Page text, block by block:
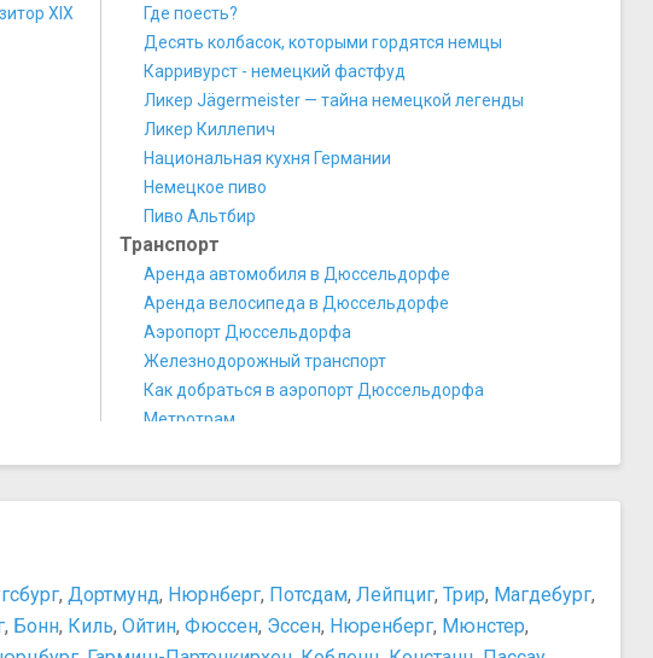
XIX
Где поесть?
Десять колбасок, которыми гордятся немцы
Карривурст - немецкий фастфуд
Ликер Jägermeister — тайна немецкой легенды
Ликер Киллепич
Национальная кухня Германии
Немецкое пиво
Пиво Альтбир
Транспорт
Аренда автомобиля в Дюссельдорфе
Аренда велосипеда в Дюссельдорфе
Аэропорт Дюссельдорфа
Железнодорожный транспорт
Как добраться в аэропорт Дюссельдорфа
Метротрам
Схема скоростного городского трамвая
Безопасность
Безопасность в городе
Полезные телефоны
, Дортмунд, Нюрнберг, Потсдам, Лейпциг, Трир, Магдебург,
, Бонн, Киль, Ойтин, Фюссен, Эссен, Нюренберг, Мюнстер,